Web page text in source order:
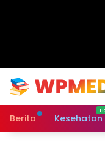
Berita Kesehatan